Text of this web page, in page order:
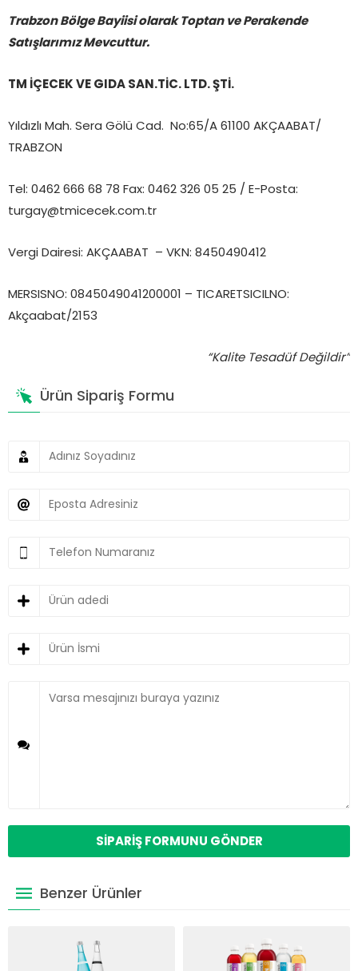
Trabzon Bölge Bayiisi olarak Toptan ve Perakende
Satışlarımız Mevcuttur.
TM İÇECEK VE GIDA SAN.TİC. LTD. ŞTİ.
Yıldızlı Mah. Sera Gölü Cad. No:65/A 61100 AKÇAABAT/
TRABZON
Tel: 0462 666 68 78 Fax: 0462 326 05 25 / E-Posta:
turgay@tmicecek.com.tr
Vergi Dairesi: AKÇAABAT – VKN: 8450490412
MERSISNO: 0845049041200001 – TICARETSICILNO:
Akçaabat/2153
“Kalite Tesadüf Değildir”
Ürün Sipariş Formu
Benzer Ürünler